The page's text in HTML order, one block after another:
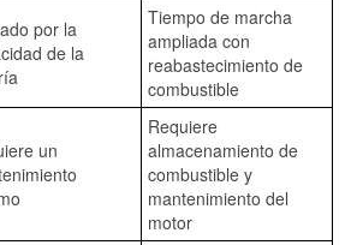
por la
de la
Tiempo de marcha
ampliada con
reabastecimiento de
combustible
un
Requiere
almacenamiento de
combustible y
mantenimiento del
motor